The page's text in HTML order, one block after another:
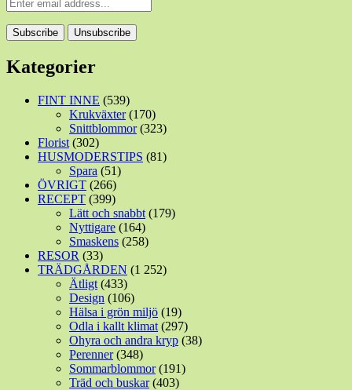
Kategorier
FINT INNE (539)
Krukväxter(170)
Snittblommor(323)
Florist (302)
HUSMODERSTIPS (81)
Spara (51)
ÖVRIGT (266)
RECEPT (399)
Lätt och snabbt (179)
Nyttigare (164)
Smaskens (258)
RESOR (33)
TRÄDGÅRDEN (1 252)
Ätligt (433)
Design (106)
Hälsa i grön miljö (19)
Odla i kallt klimat (297)
Ohyra och andra kryp (38)
Perenner(348)
Sommarblommor(191)
Träd och buskar(403)